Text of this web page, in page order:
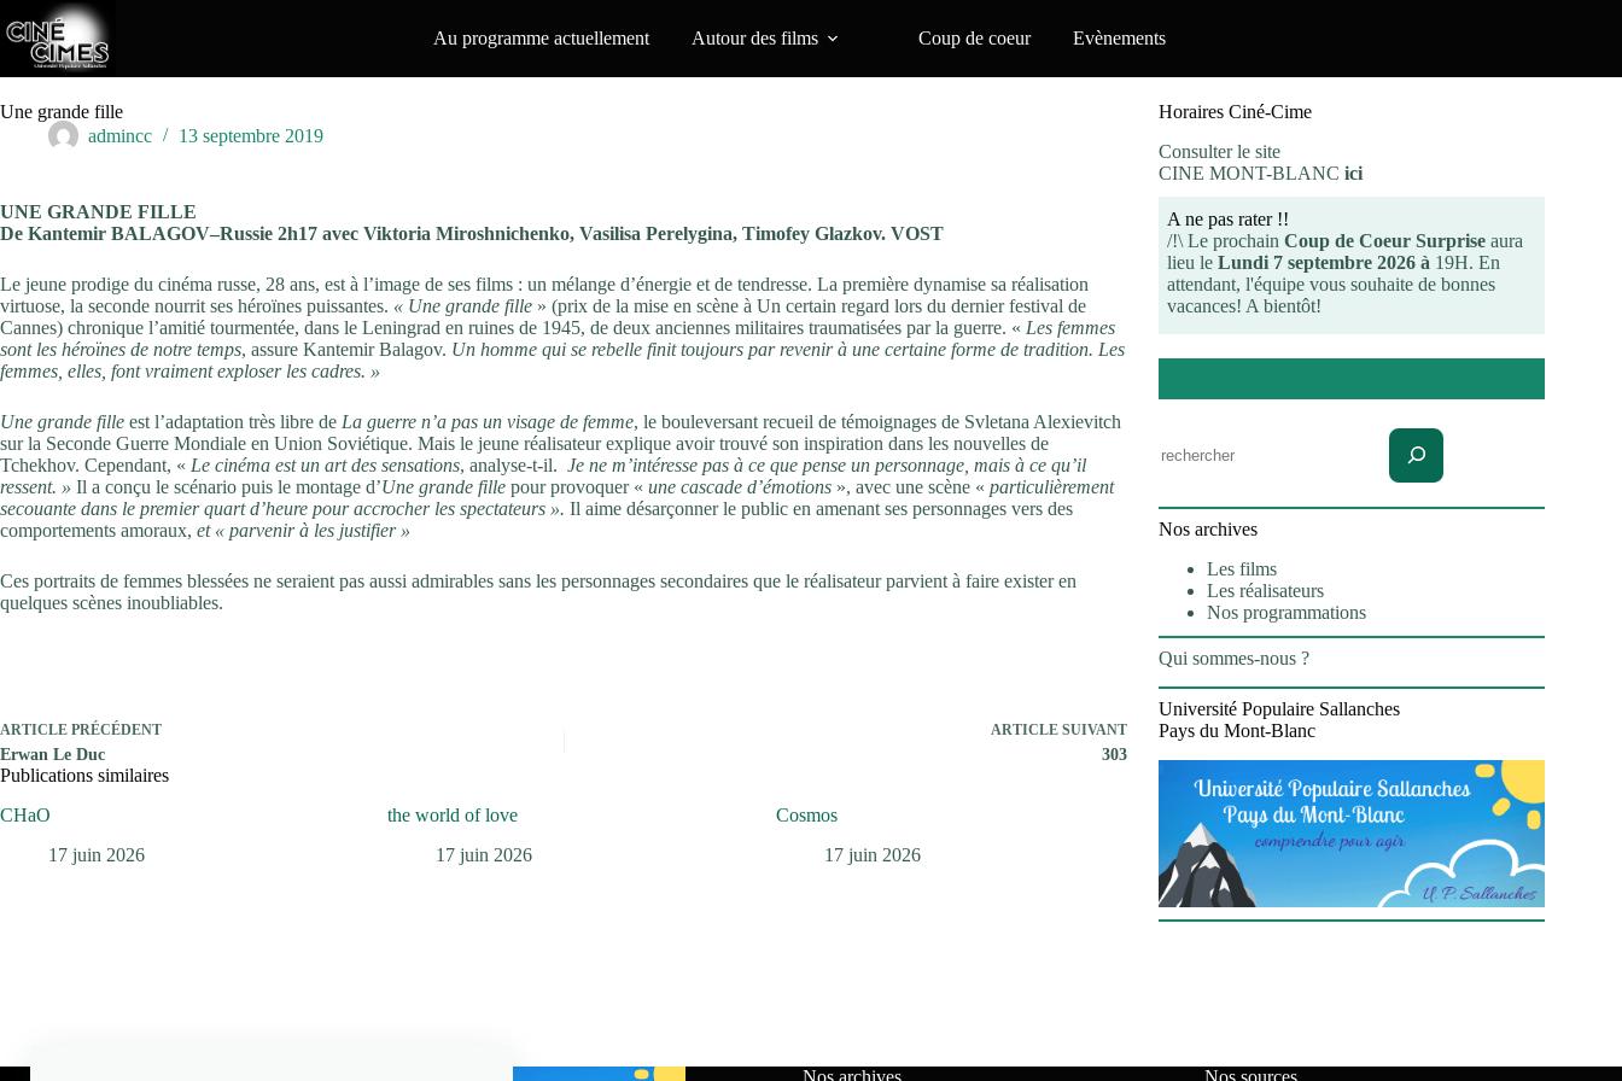
au
contenu
Au programme actuellement Autour des films Coup de coeur Evènements
Une grande fille
admincc
13 septembre 2019
UNE GRANDE FILLE
De Kantemir BALAGOV–Russie 2h17 avec Viktoria Miroshnichenko, Vasilisa Perelygina, Timofey Glazkov. VOST
Le jeune prodige du cinéma russe, 28 ans, est à l’image de ses films : un mélange d’énergie et de tendresse. La première dynamise sa réalisation
virtuose, la seconde nourrit ses héroïnes puissantes. « Une grande fille » (prix de la mise en scène à Un certain regard lors du dernier festival de
Cannes) chronique l’amitié tourmentée, dans le Leningrad en ruines de 1945, de deux anciennes militaires traumatisées par la guerre. « Les femmes
sont les héroïnes de notre temps, assure Kantemir Balagov. Un homme qui se rebelle finit toujours par revenir à une certaine forme de tradition. Les
femmes, elles, font vraiment exploser les cadres. »
Une grande fille est l’adaptation très libre de La guerre n’a pas un visage de femme, le bouleversant recueil de témoignages de Svletana Alexievitch
sur la Seconde Guerre Mondiale en Union Soviétique. Mais le jeune réalisateur explique avoir trouvé son inspiration dans les nouvelles de
Tchekhov. Cependant, « Le cinéma est un art des sensations, analyse-t-il. Je ne m’intéresse pas à ce que pense un personnage, mais à ce qu’il
ressent. » Il a conçu le scénario puis le montage d’Une grande fille pour provoquer « une cascade d’émotions », avec une scène « particulièrement
secouante dans le premier quart d’heure pour accrocher les spectateurs ». Il aime désarçonner le public en amenant ses personnages vers des
comportements amoraux, et « parvenir à les justifier »
Ces portraits de femmes blessées ne seraient pas aussi admirables sans les personnages secondaires que le réalisateur parvient à faire exister en
quelques scènes inoubliables.
ARTICLE PRÉCÉDENT
Erwan Le Duc
ARTICLE SUIVANT
303
Publications similaires
CHaO
17 juin 2026
the world of love
17 juin 2026
Cosmos
17 juin 2026
Horaires Ciné-Cime
Consulter le site
CINE MONT-BLANC ici
A ne pas rater !!
/!\ Le prochain Coup de Coeur Surprise aura
lieu le Lundi 7 septembre 2026 à 19H. En
attendant, l'équipe vous souhaite de bonnes
vacances! A bientôt!
Nos archives
Les films
Les réalisateurs
Nos programmations
Qui sommes-nous ?
Université Populaire Sallanches
Pays du Mont-Blanc
Nos archives Nos sources